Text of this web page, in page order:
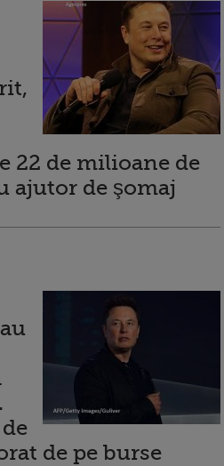
22 de milioane de
ajutor de şomaj
de pe burse